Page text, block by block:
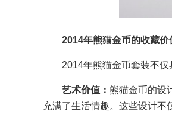
2014年熊猫金币的收藏价
2014年熊猫金币套装不
艺术价值： 熊猫金币的设
充满了生活情趣。这些设计不